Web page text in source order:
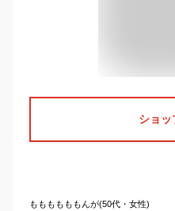
ショッ
ももももももんが(50代・女性)